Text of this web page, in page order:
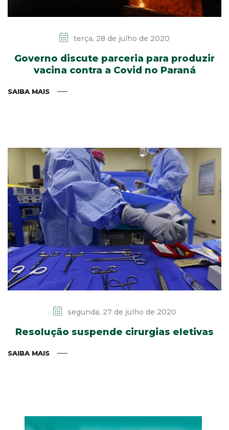
terça, 28 de julho de 2020
Governo discute parceria para produzir
vacina contra a Covid no Paraná
SAIBA MAIS
segunda, 27 de julho de 2020
Resolução suspende cirurgias eletivas
SAIBA MAIS